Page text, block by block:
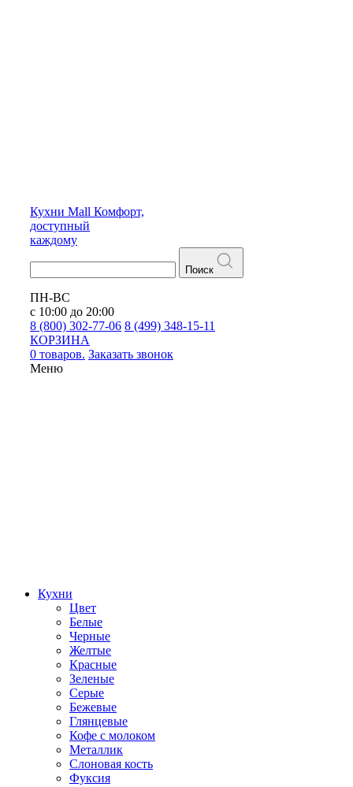
Кухни Mall Комфорт,
доступный
каждому
Поиск
ПН-ВС
с 10:00 до 20:00
8 (800) 302-77-06 8 (499) 348-15-11
КОРЗИНА
0 товаров. Заказать звонок
Меню
Кухни
Цвет
Белые
Черные
Желтые
Красные
Зеленые
Серые
Бежевые
Глянцевые
Кофе с молоком
Металлик
Слоновая кость
Фуксия